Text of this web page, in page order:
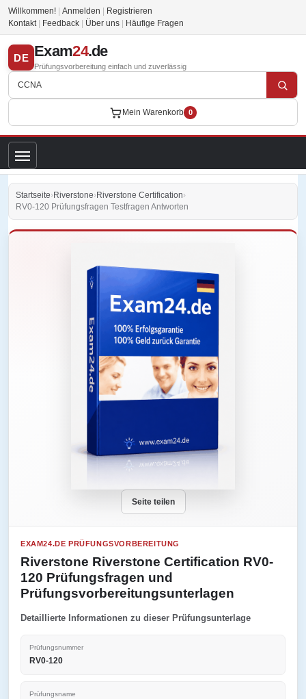
Willkommen! Anmelden
Registrieren
Kontakt
Feedback Über uns Häufige Fragen
DE Exam24.de
Prüfungsvorbereitung einfach und zuverlässig
Mein Warenkorb 0
Startseite›Riverstone›Riverstone Certification›
RV0-120 Prüfungsfragen Testfragen Antworten
Seite teilen
EXAM24.DE PRÜFUNGSVORBEREITUNG
Riverstone Riverstone Certification RV0-
120 Prüfungsfragen und
Prüfungsvorbereitungsunterlagen
Detaillierte Informationen zu dieser Prüfungsunterlage
Prüfungsnummer
RV0-120
Prüfungsname